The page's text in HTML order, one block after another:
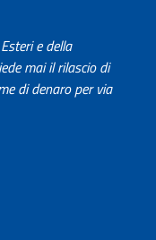
e della
mai il rilascio di
di denaro per via